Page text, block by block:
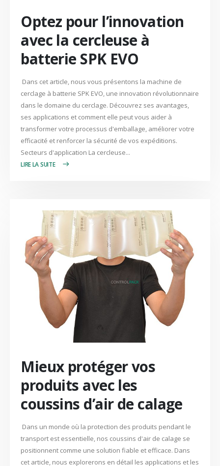
Optez pour l’innovation
avec la cercleuse à
batterie SPK EVO
Dans cet article, nous vous présentons la machine de
cerclage à batterie SPK EVO, une innovation révolutionnaire
dans le domaine du cerclage. Découvrez ses avantages,
ses applications et comment elle peut vous aider à
transformer votre processus d'emballage, améliorer votre
efficacité et renforcer la sécurité de vos expéditions.
Secteurs d'application La cercleuse...
Mieux protéger vos
produits avec les
coussins d’air de calage
Dans un monde où la protection des produits pendant le
transport est essentielle, nos coussins d'air de calage se
positionnent comme une solution fiable et efficace. Dans
cet article, nous explorerons en détail les applications et les